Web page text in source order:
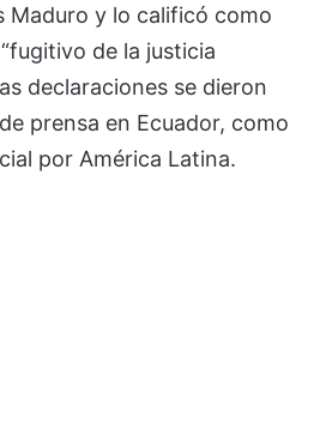
Maduro y lo calificó como
de la justicia
declaraciones se dieron
prensa en Ecuador, como
por América Latina.